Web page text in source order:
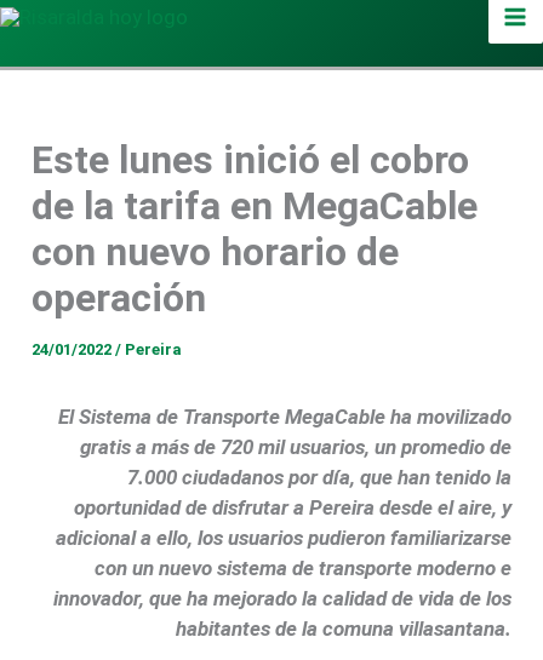
Este lunes inició el cobro
de la tarifa en MegaCable
con nuevo horario de
operación
24/01/2022/ Pereira
El Sistema de Transporte MegaCable ha movilizado
gratis a más de 720 mil usuarios, un promedio de
7.000 ciudadanos por día, que han tenido la
oportunidad de disfrutar a Pereira desde el aire, y
adicional a ello, los usuarios pudieron familiarizarse
con un nuevo sistema de transporte moderno e
innovador, que ha mejorado la calidad de vida de los
habitantes de la comuna villasantana.